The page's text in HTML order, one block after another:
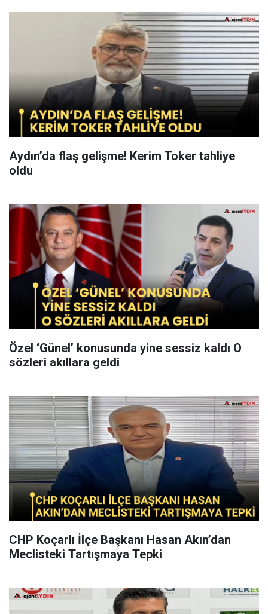
Aydın’da flaş gelişme! Kerim Toker tahliye
oldu
Özel ‘Günel’ konusunda yine sessiz kaldı O
sözleri akıllara geldi
CHP Koçarlı İlçe Başkanı Hasan Akın’dan
Meclisteki Tartışmaya Tepki